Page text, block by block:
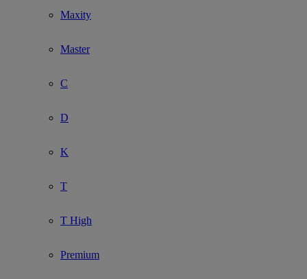
Maxity
Master
C
D
K
T
T High
Premium